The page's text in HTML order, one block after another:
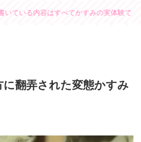
内容はすべてかすみの実体験です。
翻弄された変態かすみ